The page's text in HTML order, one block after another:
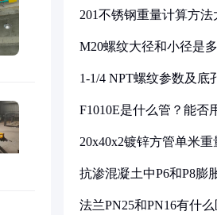
201不锈钢重量计算方法
M20螺纹大径和小径是
1-1/4 NPT螺纹参数及底
F1010E是什么管？能否
20x40x2镀锌方管单米
抗渗混凝土中P6和P8膨
法兰PN25和PN16有什么